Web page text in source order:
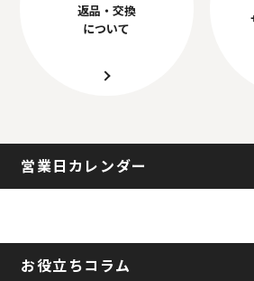
返品・交換
について
営業日カレンダー
お役立ちコラム